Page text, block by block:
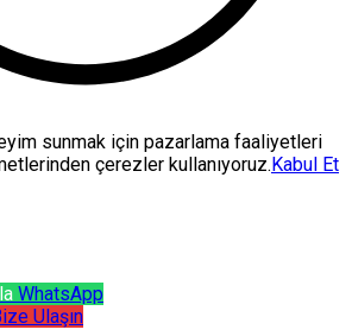
sunmak için pazarlama faaliyetleri
çerezler kullanıyoruz.Kabul Et
WhatsApp
Ulaşın